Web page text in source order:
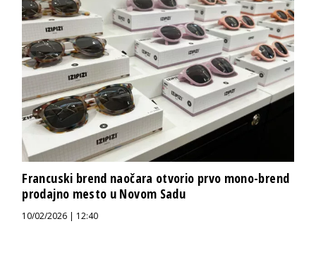
Francuski brend naočara otvorio prvo mono-brend
prodajno mesto u Novom Sadu
10/02/2026 | 12:40